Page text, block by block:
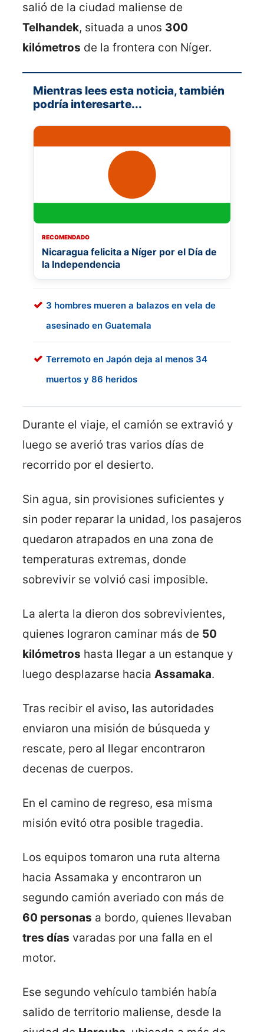
salió de la ciudad maliense de
Telhandek, situada a unos 300
kilómetros de la frontera con Níger.
Mientras lees esta noticia, también
podría interesarte...
RECOMENDADO
Nicaragua felicita a Níger por el Día de
la Independencia
3 hombres mueren a balazos en vela de
asesinado en Guatemala
Terremoto en Japón deja al menos 34
muertos y 86 heridos
Durante el viaje, el camión se extravió y
luego se averió tras varios días de
recorrido por el desierto.
Sin agua, sin provisiones suficientes y
sin poder reparar la unidad, los pasajeros
quedaron atrapados en una zona de
temperaturas extremas, donde
sobrevivir se volvió casi imposible.
La alerta la dieron dos sobrevivientes,
quienes lograron caminar más de 50
kilómetros hasta llegar a un estanque y
luego desplazarse hacia Assamaka.
Tras recibir el aviso, las autoridades
enviaron una misión de búsqueda y
rescate, pero al llegar encontraron
decenas de cuerpos.
En el camino de regreso, esa misma
misión evitó otra posible tragedia.
Los equipos tomaron una ruta alterna
hacia Assamaka y encontraron un
segundo camión averiado con más de
60 personas a bordo, quienes llevaban
tres días varadas por una falla en el
motor.
Ese segundo vehículo también había
salido de territorio maliense, desde la